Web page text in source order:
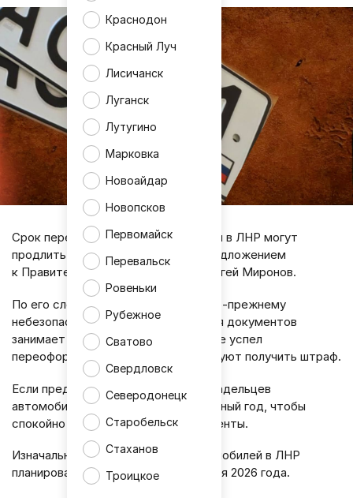
Краснодон
Красный Луч
Лисичанск
Луганск
Лутугино
Марковка
Новоайдар
Новопсков
Первомайск
Перевальск
Ровеньки
Рубежное
Сватово
Свердловск
Северодонецк
Старобельск
Стаханов
Троицкое
Срок перерегистрации автомобилей в ЛНР могут
продлить до 2027 года. С таким предложением
к Правительству РФ обратился Сергей Миронов.
По его словам, во многих районах по-прежнему
небезопасно, а процесс оформления документов
занимает время. При этом те, кто не успел
переоформить машину, сейчас рискуют получить штраф.
Если предложение поддержат, у владельцев
автомобилей появится дополнительный год, чтобы
спокойно заменить номера и документы.
Изначально перерегистрацию автомобилей в ЛНР
планировалось завершить до 1 января 2026 года.